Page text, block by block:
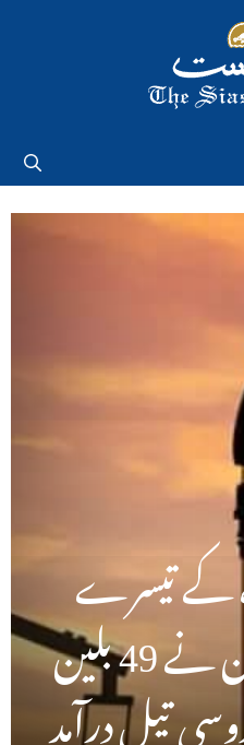
کے تیسرے
سال ہندوستان نے 49 بلین
تیل درآمد